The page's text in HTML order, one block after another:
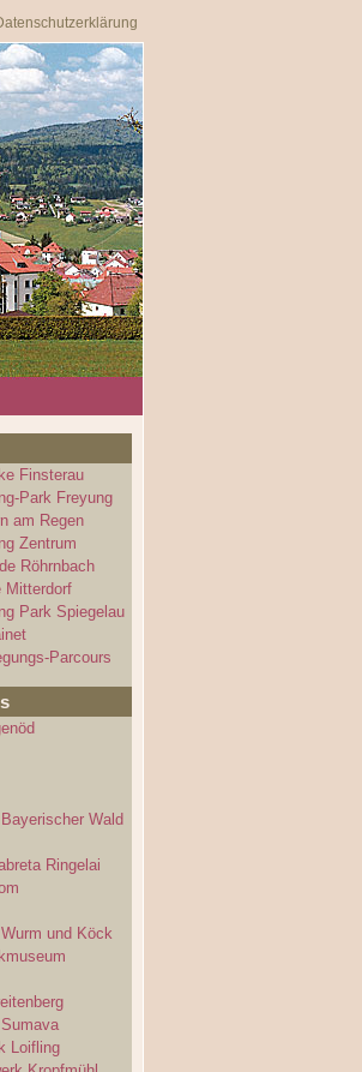
Finsterau
Park Freyung
am Regen
Zentrum
Röhrnbach
Mitterdorf
Park Spiegelau
Parcours
Wald
Ringelai
und Köck
Loifling